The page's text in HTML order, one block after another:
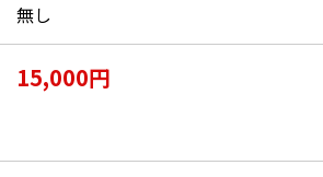
無し
15,000円